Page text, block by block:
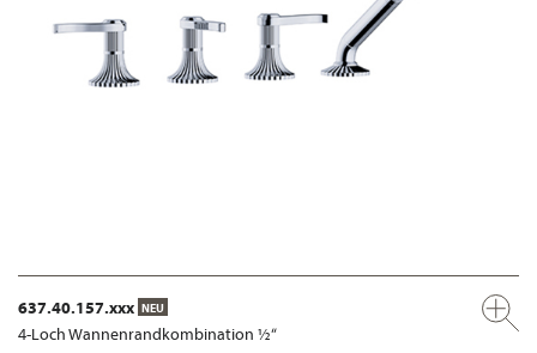
637.40.157.xxx NEU
4-Loch Wannenrandkombination ½“